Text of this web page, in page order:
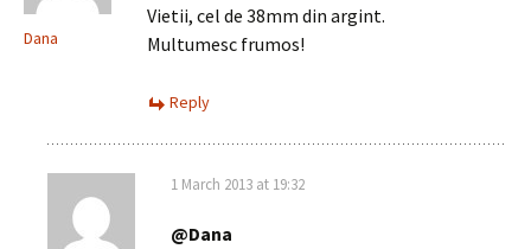
Dana
Vietii, cel de 38mm din argint.
Multumesc frumos!
Reply
1 March 2013 at 19:32
@Dana